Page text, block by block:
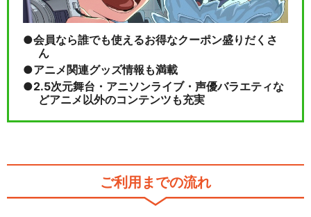
会員なら誰でも使えるお得なクーポン盛りだくさ
ん
アニメ関連グッズ情報も満載
2.5次元舞台・アニソンライブ・声優バラエティな
どアニメ以外のコンテンツも充実
ご利用までの流れ